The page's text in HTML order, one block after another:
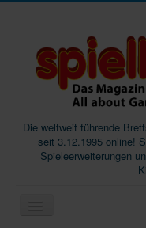
Die weltweit führende
seit 3.12.1995 online!
Spieleerweiterungen